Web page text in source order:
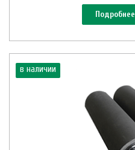
Подробнее
в наличии